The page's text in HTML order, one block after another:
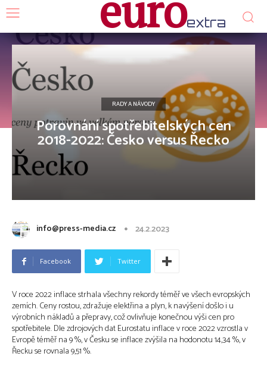
extra
RADY A NÁVODY
Porovnání spotřebitelských cen
2018-2022: Česko versus Řecko
info@press-media.cz 24.2.2023
Facebook Twitter
V roce 2022 inflace strhala všechny rekordy téměř ve všech evropských
zemích. Ceny rostou, zdražuje elektřina a plyn, k navýšení došlo i u
výrobních nákladů a přepravy, což ovlivňuje konečnou výši cen pro
spotřebitele. Dle zdrojových dat Eurostatu inflace v roce 2022 vzrostla v
Evropě téměř na 9 %, v Česku se inflace zvýšila na hodonotu 14,34 %, v
Řecku se rovnala 9,51 %.